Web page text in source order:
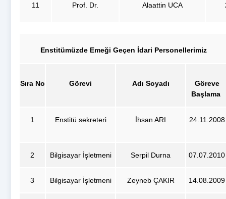
11 Prof. Dr. Alaattin UCA
Enstitümüzde Emeği Geçen İdari Personellerimiz
Sıra No Görevi Adı Soyadı
Göreve
Başlama
1 Enstitü sekreteri İhsan ARI 24.11.2008
2 Bilgisayar İşletmeni Serpil Durna 07.07.2010
3 Bilgisayar İşletmeni Zeyneb ÇAKIR 14.08.2009